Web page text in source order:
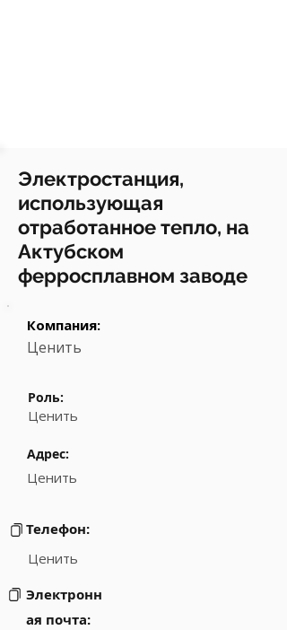
Электростанция,
использующая
отработанное тепло, на
Актубском
ферросплавном заводе
Компания:
Ценить
Роль:
Ценить
Адрес:
Ценить
Телефон:
Ценить
Электронн
ая почта: